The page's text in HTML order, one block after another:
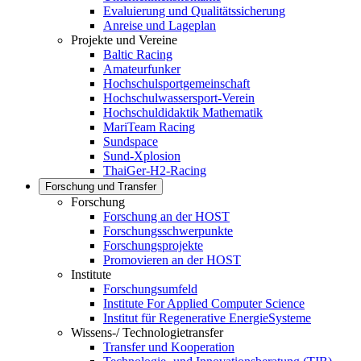
Evaluierung und Qualitätssicherung
Anreise und Lageplan
Projekte und Vereine
Baltic Racing
Amateurfunker
Hochschulsportgemeinschaft
Hochschulwassersport-Verein
Hochschuldidaktik Mathematik
MariTeam Racing
Sundspace
Sund-Xplosion
ThaiGer-H2-Racing
Forschung und Transfer
Forschung
Forschung an der HOST
Forschungsschwerpunkte
Forschungsprojekte
Promovieren an der HOST
Institute
Forschungsumfeld
Institute For Applied Computer Science
Institut für Regenerative EnergieSysteme
Wissens-/ Technologietransfer
Transfer und Kooperation